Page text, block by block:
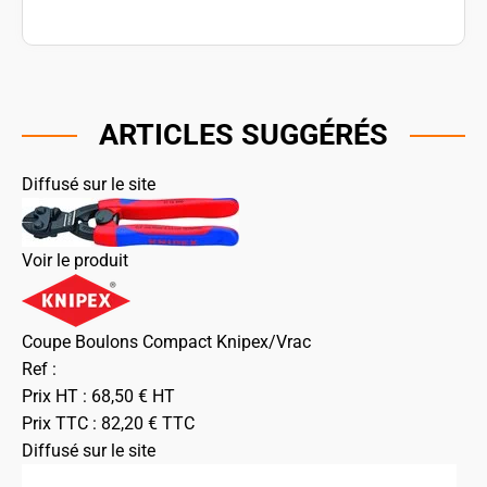
ARTICLES SUGGÉRÉS
Diffusé sur le site
Voir le produit
Coupe Boulons Compact Knipex/Vrac
Ref :
Prix HT : 68,50 € HT
Prix TTC : 82,20 € TTC
Diffusé sur le site